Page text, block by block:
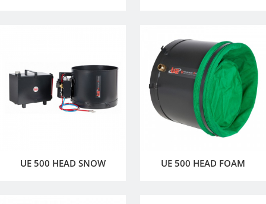
UE 500 HEAD SNOW UE 500 HEAD FOAM